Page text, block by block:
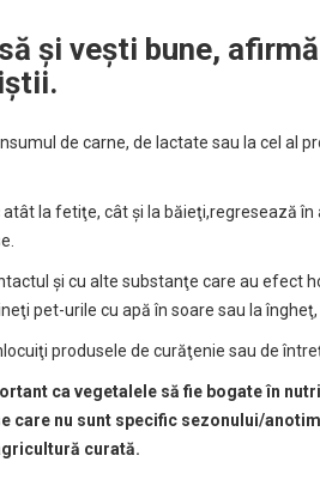
şi veşti bune,
de carne, de lactate sau la cel al
atât la fetiţe, cât şi la băieţi,regresează
şi cu alte substanţe care au efect
pet-urile cu apă în soare sau la
produsele de curăţenie sau de
ca vegetalele să fie bogate în
care nu sunt specific sezonului/
curată.